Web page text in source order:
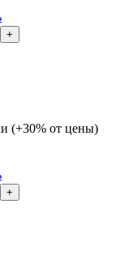
(+30% от цены)